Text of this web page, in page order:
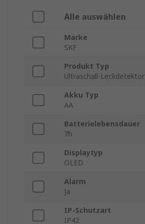
Alle auswählen
Marke
SKF
Produkt Typ
Ultraschall-Leckdetektor
Akku Typ
AA
Batterielebensdauer
7h
Displaytyp
OLED
Alarm
Ja
IP-Schutzart
IP42